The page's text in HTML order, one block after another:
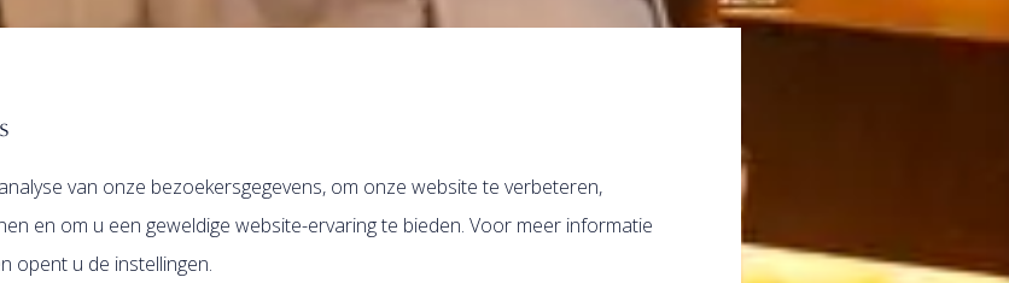
HOTEL AMSTERDAM CENTRUM
van onze bezoekersgegevens, om onze website te verbeteren,
en om u een geweldige website-ervaring te bieden. Voor meer informatie
opent u de instellingen.